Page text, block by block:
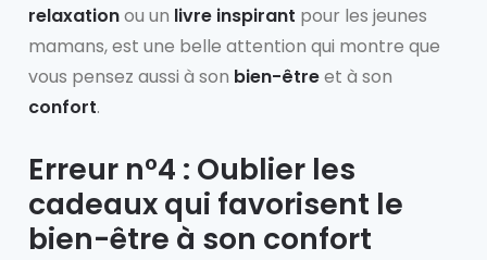
relaxationou un livre inspirant pour les jeunes
mamans, est une belle attention qui montre que
vous pensez aussi à son bien-êtreet à son
confort.
Erreur n°4 : Oublier les
cadeaux qui favorisent le
bien-être à son confort